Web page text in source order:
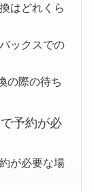
はどれくら
ックスでの
の際の待ち
予約が必
が必要な場